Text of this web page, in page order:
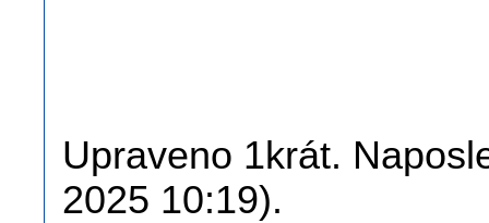
Upraveno 1krát.
2025 10:19).